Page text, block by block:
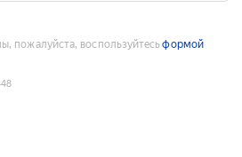
пожалуйста, воспользуйтесьформой